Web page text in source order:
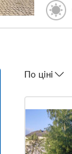
По ціні